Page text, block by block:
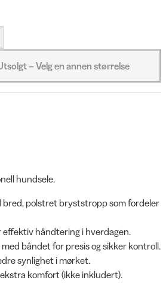
– Velg en annen størrelse
hundsele.
bred, polstret bryststropp som fordeler
effektiv håndtering i hverdagen.
båndet for presis og sikker kontroll.
synlighet i mørket.
komfort (ikke inkludert).